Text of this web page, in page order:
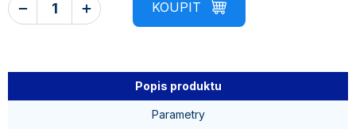
Popis produktu
Parametry